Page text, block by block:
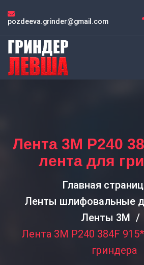
pozdeeva.grinder@gmail.com
Лента 3M P240
лента для
Главная
Ленты шлифовальные
Ленты 3M
Лента 3M P240 384F
гриндера